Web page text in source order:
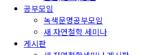
공부모임
녹색문명공부모임
새 자연철학 세미나
게시판